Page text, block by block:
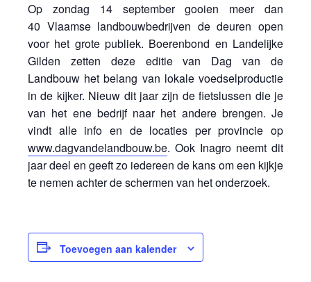
Op zondag 14 september gooien meer dan
40 Vlaamse landbouwbedrijven de deuren open
voor het grote publiek. Boerenbond en Landelijke
Gilden zetten deze editie van Dag van de
Landbouw het belang van lokale voedselproductie
in de kijker. Nieuw dit jaar zijn de fietslussen die je
van het ene bedrijf naar het andere brengen. Je
vindt alle info en de locaties per provincie op
www.dagvandelandbouw.be. Ook Inagro neemt dit
jaar deel en geeft zo iedereen de kans om een kijkje
te nemen achter de schermen van het onderzoek.
Toevoegen aan kalender